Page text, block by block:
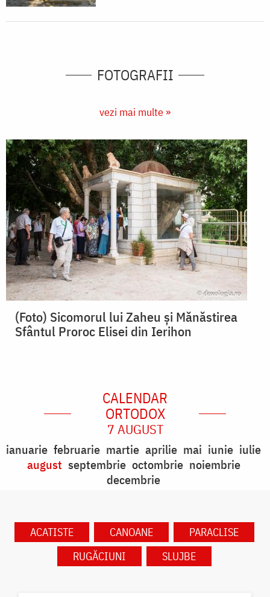
FOTOGRAFII
vezi mai multe »
(Foto) Sicomorul lui Zaheu și Mănăstirea
Sfântul Proroc Elisei din Ierihon
CALENDAR
ORTODOX
7 AUGUST
ianuarie februarie martie aprilie mai iunie iulie
august septembrie octombrie noiembrie
decembrie
ACATISTE CANOANE
PARACLISE
RUGĂCIUNI
SLUJBE